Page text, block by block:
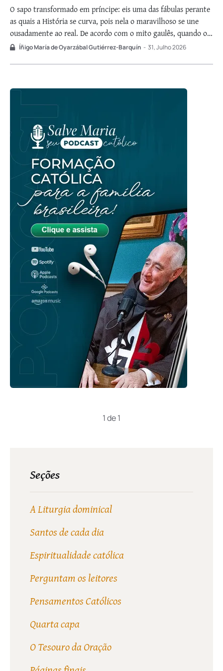
O sapo transformado em príncipe: eis uma das fábulas perante
as quais a História se curva, pois nela o maravilhoso se une
ousadamente ao real. De acordo com o mito gaulês, quando o
bárbaro Rei Clóvis (c. 466-511) estava prestes a travar decisiva
Íñigo María de Oyarzábal Gutiérrez-Barquín - 31, Julho 2026
1 de 1
Seções
A Liturgia dominical
Santos de cada dia
Espiritualidade católica
Perguntam os leitores
Pensamentos Católicos
Quarta capa
O Tesouro da Oração